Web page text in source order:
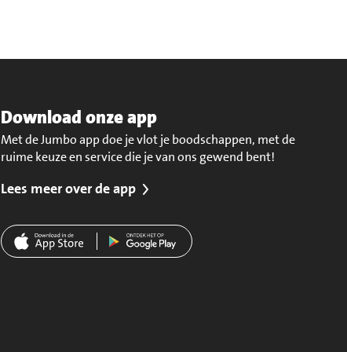
Download onze app
Met de Jumbo app doe je vlot je boodschappen, met de
ruime keuze en service die je van ons gewend bent!
Lees meer over de app